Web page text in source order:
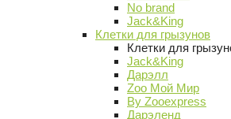
No brand
Jack&King
Клетки для грызунов
Клетки для
Jack&King
Дарэлл
Zoo Мой Мир
By Zooexpress
Дарэленд